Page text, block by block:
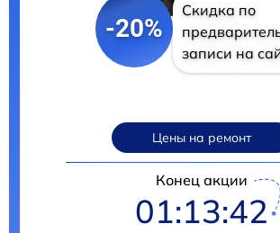
-20%
Скидка по
записи на
Цены на ремонт
Конец акции
01:13:42